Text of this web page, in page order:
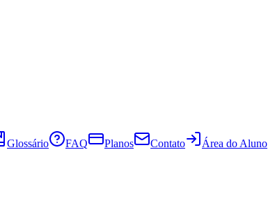
Glossário FAQ Planos Contato Área do Aluno